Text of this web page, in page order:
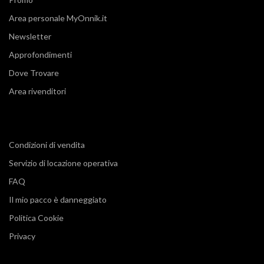
Area personale MyOnnik.it
Newsletter
Approfondimenti
Dove Trovare
Area rivenditori
Condizioni di vendita
Servizio di locazione operativa
FAQ
Il mio pacco è danneggiato
Politica Cookie
Privacy